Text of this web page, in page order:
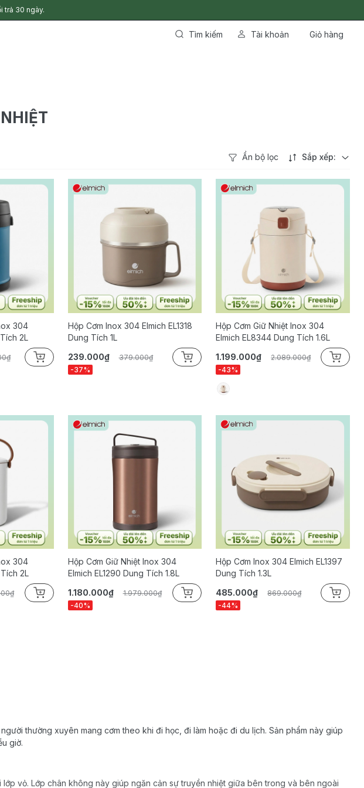
trả 30 ngày.
Tìm kiếm Tài khoản Giỏ hàng
Ẩn bộ lọc Sắp xếp:
304
2L
Hộp Cơm Inox 304 Elmich EL1318
Dung Tích 1L
239.000₫
379.000₫
-37%
Hộp Cơm Giữ Nhiệt Inox 304
Elmich EL8344 Dung Tích 1.6L
1.199.000₫
2.089.000₫
-43%
304
2L
Hộp Cơm Giữ Nhiệt Inox 304
Elmich EL1290 Dung Tích 1.8L
1.180.000₫
1.979.000₫
-40%
Hộp Cơm Inox 304 Elmich EL1397
Dung Tích 1.3L
485.000₫
869.000₫
-44%
thường xuyên mang cơm theo khi đi học, đi làm hoặc đi du lịch. Sản phẩm này giúp
giờ.
vỏ. Lớp chân không này giúp ngăn cản sự truyền nhiệt giữa bên trong và bên ngoài